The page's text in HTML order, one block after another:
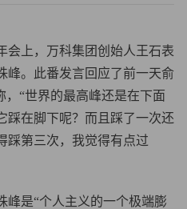
会上，万科集团创始人王石表
峰。此番发言回应了前一天俞
，“世界的最高峰还是在下面
踩在脚下呢？而且踩了一次还
踩第三次，我觉得有点过
峰是“个人主义的一个极端膨